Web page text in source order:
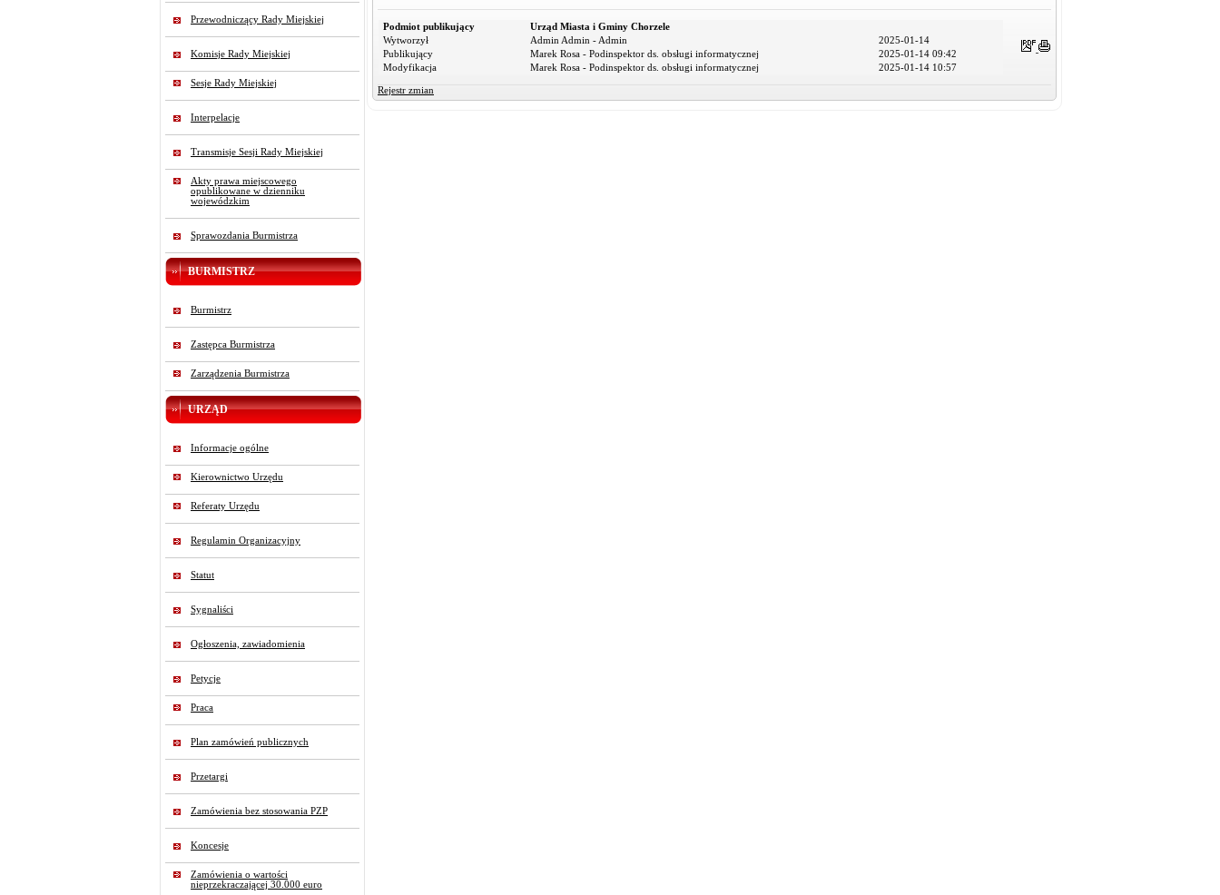
Przewodniczący Rady Miejskiej
Komisje Rady Miejskiej
Sesje Rady Miejskiej
Interpelacje
Transmisje Sesji Rady Miejskiej
Akty prawa miejscowego
opublikowane w dzienniku
wojewódzkim
Sprawozdania Burmistrza
BURMISTRZ
Burmistrz
Zastępca Burmistrza
Zarządzenia Burmistrza
URZĄD
Informacje ogólne
Kierownictwo Urzędu
Referaty Urzędu
Regulamin Organizacyjny
Statut
Sygnaliści
Ogłoszenia, zawiadomienia
Petycje
Praca
Plan zamówień publicznych
Przetargi
Zamówienia bez stosowania PZP
Koncesje
Zamówienia o wartości
nieprzekraczającej 30.000 euro
Podmiot publikujący
Urząd Miasta i Gminy Chorzele
Wytworzył
Admin Admin - Admin
2025-01-14
Publikujący
Marek Rosa - Podinspektor ds. obsługi informatycznej
2025-01-14 09:42
Modyfikacja
Marek Rosa - Podinspektor ds. obsługi informatycznej 2025-01-14 10:57
Rejestr zmian